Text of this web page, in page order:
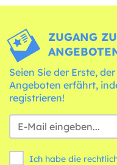
ZUGANG
Seien Sie der Erste,
Angeboten erfährt,
registrieren!
Ich habe die